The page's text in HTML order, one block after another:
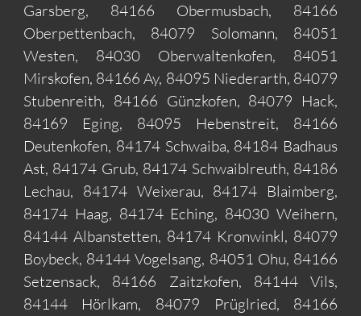
Garsberg, 84166 Obermusbach, 84166
Oberpettenbach, 84079 Solomann, 84051
Westen, 84030 Oberwaltenkofen, 84051
Mirskofen, 84166 Ay, 84095 Niederarth, 84079
Stubenreith, 84166 Günzkofen, 84079 Hack,
84169 Eging, 84095 Hebenstreit, 84166
Deutenkofen, 84174 Schwaiba, 84184 Badhaus
Ast, 84174 Grub, 84174 Schwaiblreuth, 84186
Lechau, 84174 Weixerau, 84174 Blaimberg,
84174 Haag, 84174 Eching, 84030 Weihern,
84144 Albanstetten, 84174 Kronwinkl, 84079
Boybeck, 84144 Vogelsang, 84051 Ohu, 84166
Setzensack, 84166 Zaitzkofen, 84144 Vils,
84144 Hörlkam, 84079 Prüglried, 84166